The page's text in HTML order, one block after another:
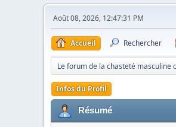
Août 08, 2026, 12:47:31 PM
Accueil Rechercher
Le forum de la chasteté masculine
Infos du Profil
Résumé